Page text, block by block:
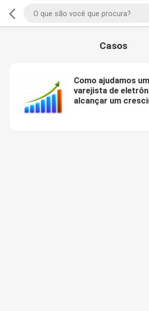
Casos
Como ajudamos
varejista de
alcançar um